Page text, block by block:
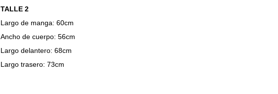
TALLE 2
Largo de manga: 60cm
Ancho de cuerpo: 56cm
Largo delantero: 68cm
Largo trasero: 73cm